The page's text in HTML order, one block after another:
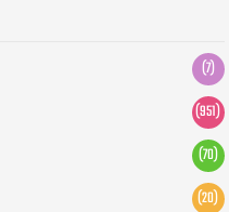
(7)
(951)
(70)
(20)